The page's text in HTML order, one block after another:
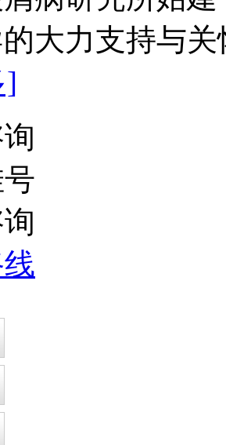
大力支持与
]